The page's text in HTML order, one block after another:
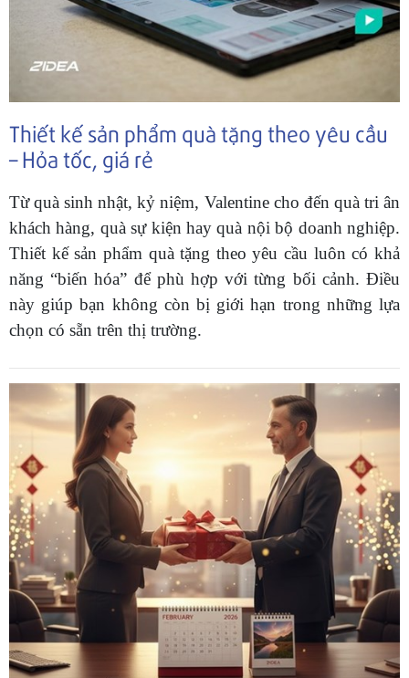
Thiết kế sản phẩm quà tặng theo yêu cầu
– Hỏa tốc, giá rẻ
Từ quà sinh nhật, kỷ niệm, Valentine cho đến quà tri ân
khách hàng, quà sự kiện hay quà nội bộ doanh nghiệp.
Thiết kế sản phẩm quà tặng theo yêu cầu luôn có khả
năng “biến hóa” để phù hợp với từng bối cảnh. Điều
này giúp bạn không còn bị giới hạn trong những lựa
chọn có sẵn trên thị trường.